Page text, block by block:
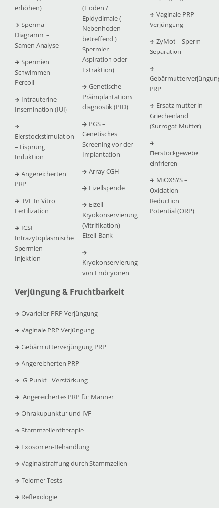
erhöhen)
Sperma
Diagramm –
Samen Analyse
Spermien
Schwimmen –
Percoll
Intrauterine
Insemination (IUI)
Eierstockstimulation
– Eisprung
Induktion
Angereicherten
PRP
IVF In Vitro
Fertilization
ICSI
Intrazytoplasmische
Spermien
Injektion
(Hoden /
Epidydimale (
Nebenhoden
betreffend )
Spermien
Aspiration oder
Extraktion)
Genetische
Präimplantations
diagnostik (PID)
PGS –
Genetisches
Screening vor der
Implantation
Array CGH
Eizellspende
Eizell-
Kryokonservierung
(Vitrifikation) –
Eizell-Bank
Kryokonservierung
von Embryonen
Vaginale PRP
Verjüngung
ZyMot – Sperm
Separation
PRP
Ersatz mutter in
Griechenland
(Surrogat-Mutter)
Eierstockgewebe
einfrieren
MiOXSYS –
Oxidation
Reduction
Potential (ORP)
Verjüngung & Fruchtbarkeit
Ovarieller PRP Verjüngung
Vaginale PRP Verjüngung
Gebärmutterverjüngung PRP
Angereicherten PRP
G-Punkt –Verstärkung
Angereichertes PRP für Männer
Ohrakupunktur und IVF
Stammzellentherapie
Exosomen-Behandlung
Vaginalstraffung durch Stammzellen
Telomer Tests
Reflexologie